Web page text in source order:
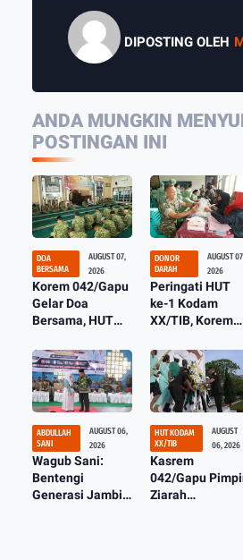
DIPOSTING OLEH
ANDA MUNGKIN
POSTINGAN INI
DOA
BERSAMA
AUGUST 07,
2026
Korem 042/Gapu
Gelar Doa
Bersama, HUT
XX/Tuanku Imam
Bonjol
DONOR
DARAH
AUGUST
2026
Peringati HUT
ke-1 Kodam
XX/TIB, Korem
Donor Darah di
Makodim
0415/Jambi
ABDULLAH
SANI
AUGUST 06,
2026
Wagub Sani:
Bentengi
Generasi Jambi
HUT KODAM
XX/TIB
AUGUST
06, 2026
Kasrem
042/Gapu
Ziarah